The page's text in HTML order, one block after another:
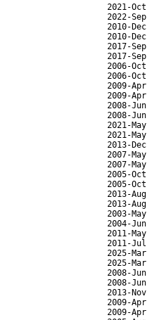
2021-
2022-
2010-
2010-
2017-
2017-
2006-
2006-
2009-
2009-
2008-
2008-
2021-
2021-
2013-
2007-
2007-
2005-
2005-
2013-
2013-
2003-
2004-
2011-
2011-
2025-
2025-
2008-
2008-
2013-
2009-
2009-